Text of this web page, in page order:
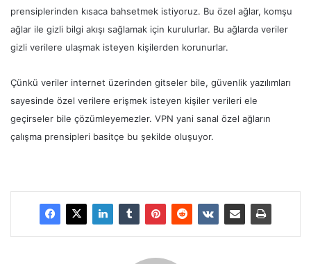
prensiplerinden kısaca bahsetmek istiyoruz. Bu özel ağlar, komşu
ağlar ile gizli bilgi akışı sağlamak için kurulurlar. Bu ağlarda veriler
gizli verilere ulaşmak isteyen kişilerden korunurlar.
Çünkü veriler internet üzerinden gitseler bile, güvenlik yazılımları
sayesinde özel verilere erişmek isteyen kişiler verileri ele
geçirseler bile çözümleyemezler. VPN yani sanal özel ağların
çalışma prensipleri basitçe bu şekilde oluşuyor.